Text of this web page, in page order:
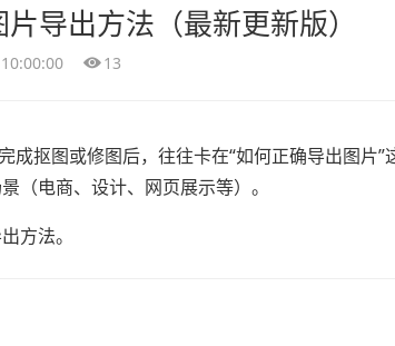
导出方法（最新更新版）
13
抠图或修图后，往往卡在“如何正确导出图片”
（电商、设计、网页展示等）。
方法。